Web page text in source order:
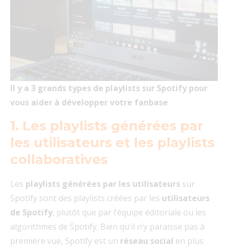
Il y a 3 grands types de playlists sur Spotify pour
vous aider à développer votre fanbase
1. Les playlists générées par
les utilisateurs et les playlists
collaboratives
Les playlists générées par les utilisateurs sur
Spotify sont des playlists créées par les utilisateurs
de Spotify, plutôt que par l’équipe éditoriale ou les
algorithmes de Spotify. Bien qu’il n’y paraisse pas à
première vue, Spotify est un réseau social en plus